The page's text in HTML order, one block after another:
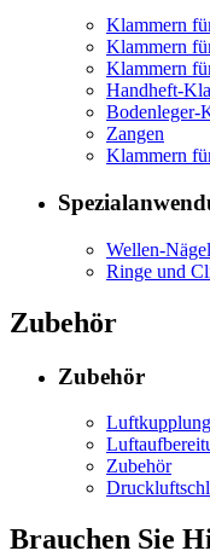
Klammern
Klammern
Klammern
Handheft-
Bodenleger-
Zangen
Klammern
Wellen-Nägel
Ringe und
Zubehör
Zubehör
Luftkupplung
Zubehör
Brauchen Sie